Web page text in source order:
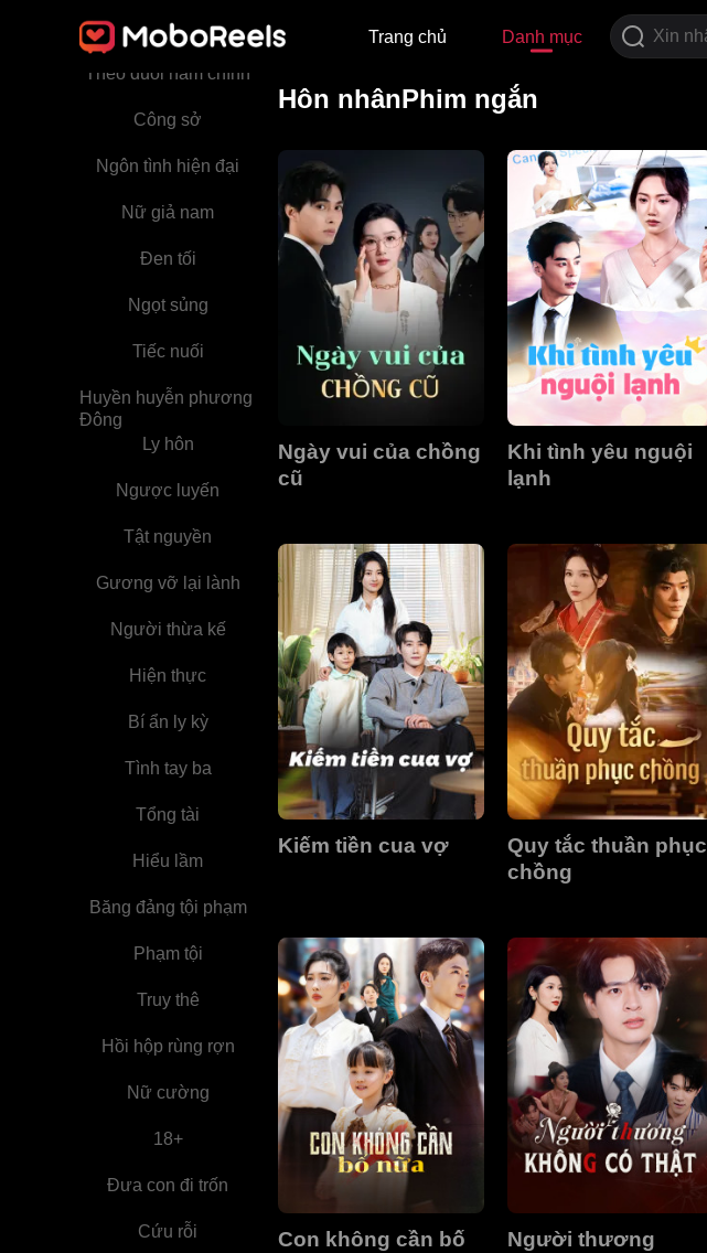
Trang chủ Danh mục
Hoàng thất
Theo đuổi nam chính
Công sở
Ngôn tình hiện đại
Nữ giả nam
Đen tối
Ngọt sủng
Tiếc nuối
Huyền huyễn phương
Đông
Ly hôn
Ngược luyến
Tật nguyền
Gương vỡ lại lành
Người thừa kế
Hiện thực
Bí ẩn ly kỳ
Tình tay ba
Tổng tài
Hiểu lầm
Băng đảng tội phạm
Phạm tội
Truy thê
Hồi hộp rùng rợn
Nữ cường
18+
Đưa con đi trốn
Cứu rỗi
Hôn nhânPhim ngắn
Ngày vui của chồng
cũ
Khi tình yêu nguội
lạnh
Kiếm tiền cua vợ
Quy tắc thuần phục
chồng
Con không cần bố
Người thương